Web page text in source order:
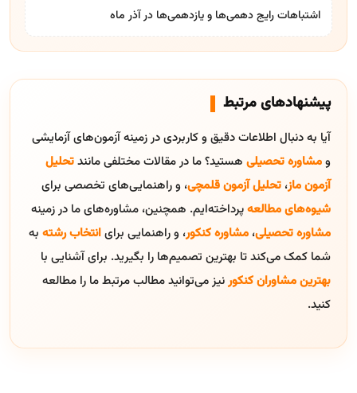
اشتباهات رایج دهمی‌ها و یازدهمی‌ها در آذر ماه
پیشنهادهای مرتبط
آیا به دنبال اطلاعات دقیق و کاربردی در زمینه آزمون‌های آزمایشی
ومشاوره تحصیلی هستید؟ ما در مقالات مختلفی مانندتحلیل
آزمون ماز، تحلیل آزمون قلمچی، و راهنمایی‌های تخصصی برای
شیوه‌های مطالعهپرداخته‌ایم. همچنین، مشاوره‌های ما در زمینه
مشاوره تحصیلی، مشاوره کنکور، و راهنمایی برایانتخاب رشته به
شما کمک می‌کند تا بهترین تصمیم‌ها را بگیرید. برای آشنایی با
بهترین مشاوران کنکورنیز می‌توانید مطالب مرتبط ما را مطالعه
کنید.